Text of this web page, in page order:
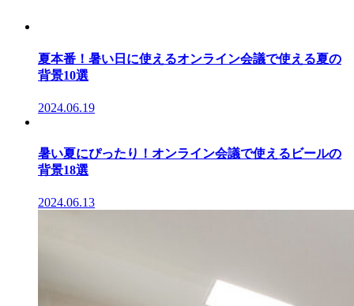
夏本番！暑い日に使えるオンライン会議で使える夏の
背景10選
2024.06.19
暑い夏にぴったり！オンライン会議で使えるビールの
背景18選
2024.06.13